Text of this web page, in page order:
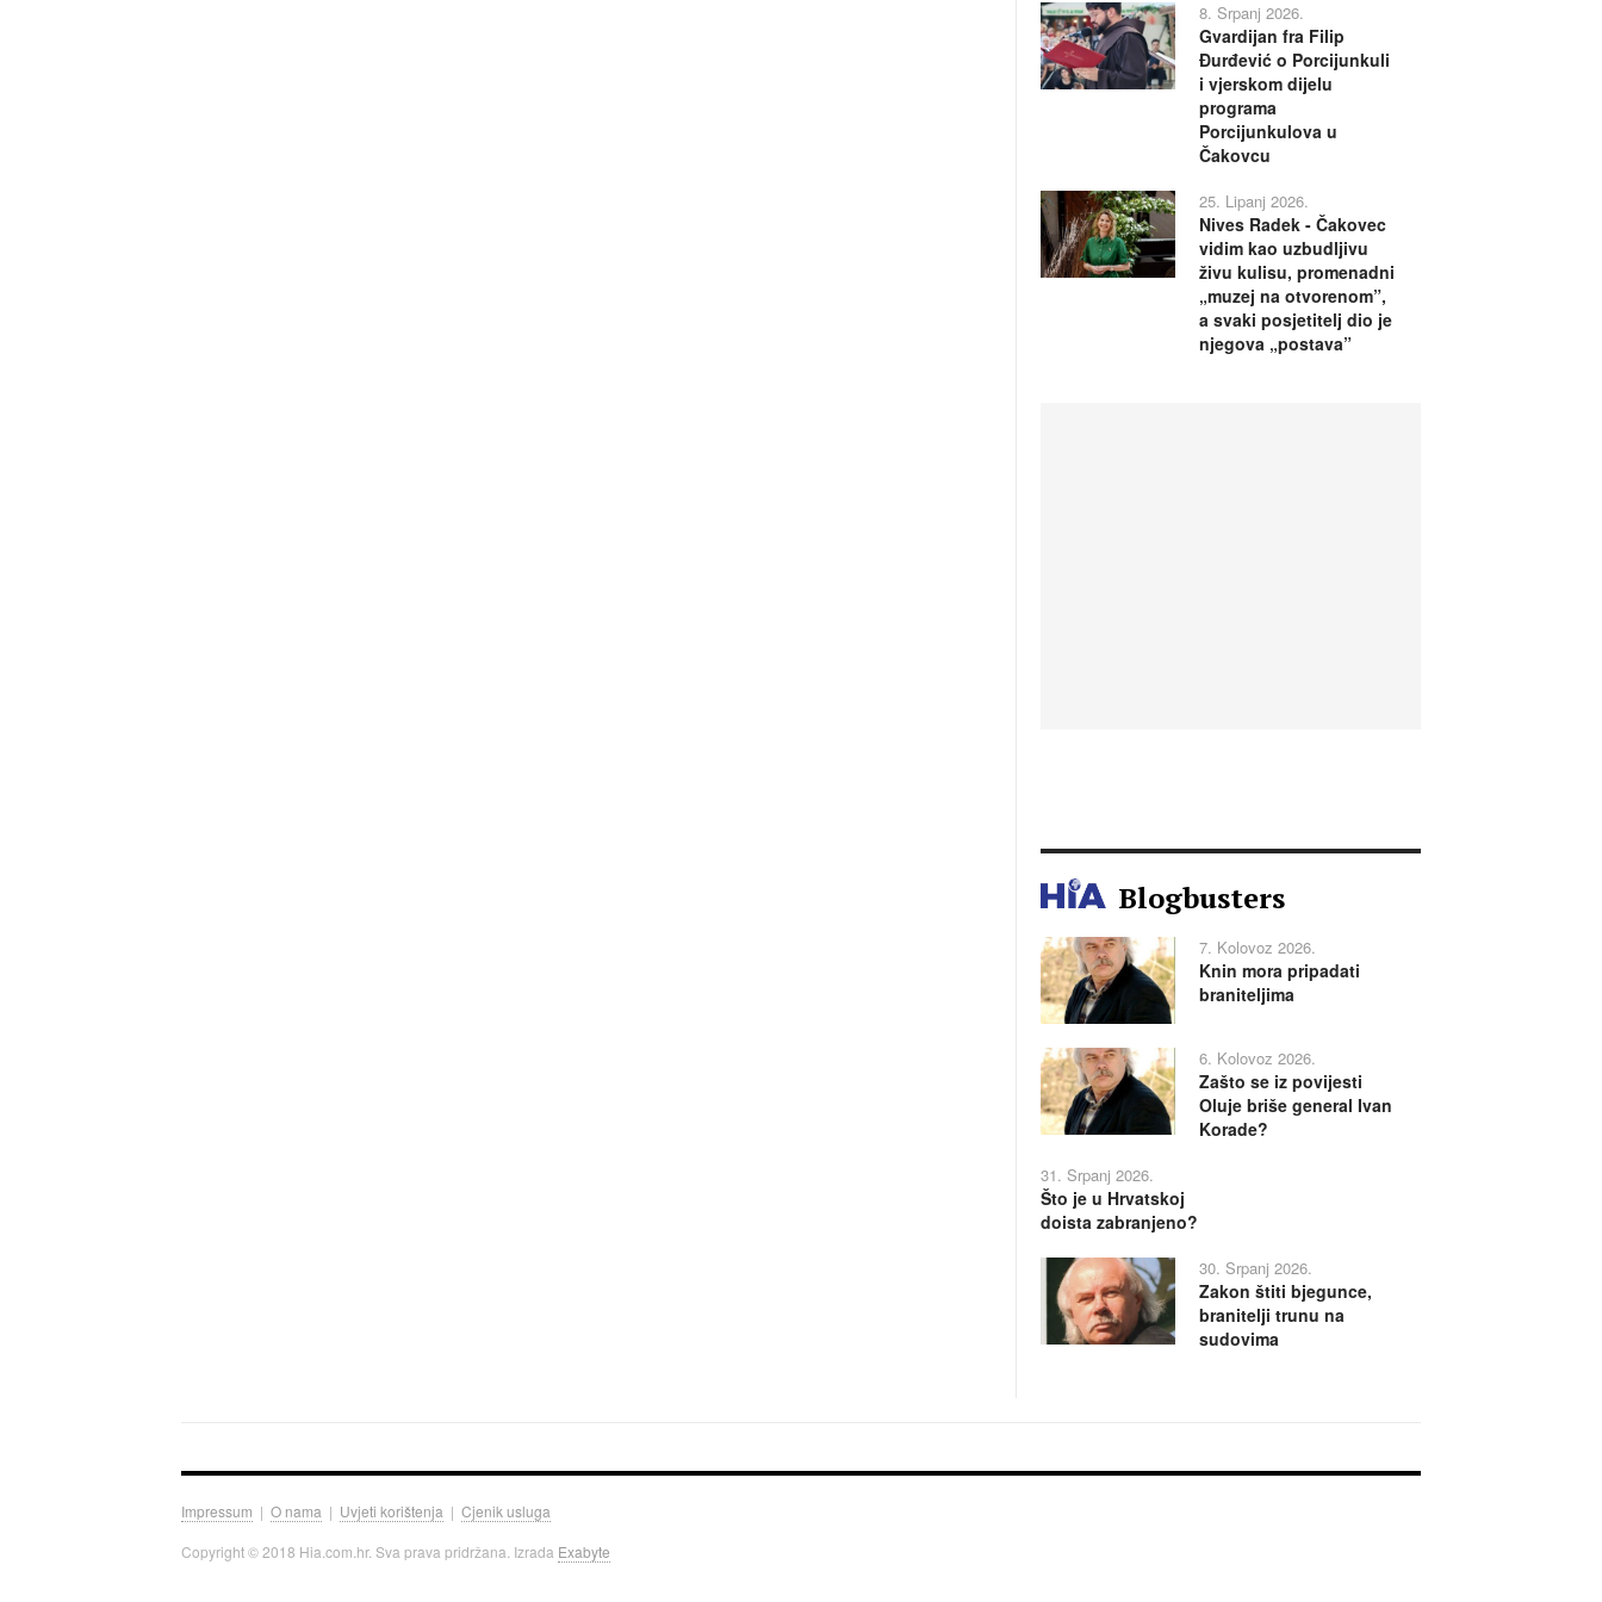
8. Srpanj 2026.
Gvardijan fra Filip
Đurđević o Porcijunkuli
i vjerskom dijelu
programa
Porcijunkulova u
Čakovcu
25. Lipanj 2026.
Nives Radek - Čakovec
vidim kao uzbudljivu
živu kulisu, promenadni
„muzej na otvorenom”,
a svaki posjetitelj dio je
njegova „postava”
Blogbusters
7. Kolovoz 2026.
Knin mora pripadati
braniteljima
6. Kolovoz 2026.
Zašto se iz povijesti
Oluje briše general Ivan
Korade?
31. Srpanj 2026.
Što je u Hrvatskoj
doista zabranjeno?
30. Srpanj 2026.
Zakon štiti bjegunce,
branitelji trunu na
sudovima
Impressum | O nama | Uvjeti korištenja | Cjenik usluga
Copyright © 2018 Hia.com.hr. Sva prava pridržana. Izrada Exabyte